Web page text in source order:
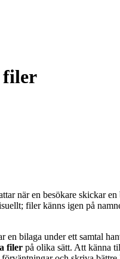
filer
när en besökare skickar en
filer känns igen på
en bilaga under ett samtal
filer på olika sätt. Att känna